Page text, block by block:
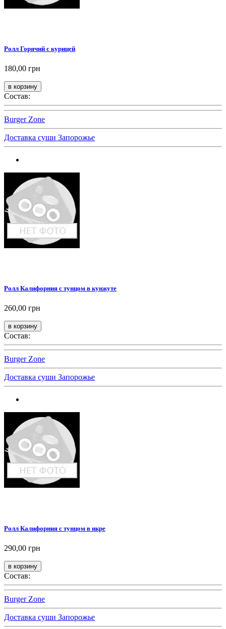
Ролл Горячий с курицей
180,00 грн
Состав:
Burger Zone
Доставка суши Запорожье
Ролл Калифорния с тунцом в кунжуте
260,00 грн
Состав:
Burger Zone
Доставка суши Запорожье
Ролл Калифорния с тунцом в икре
290,00 грн
Состав:
Burger Zone
Доставка суши Запорожье